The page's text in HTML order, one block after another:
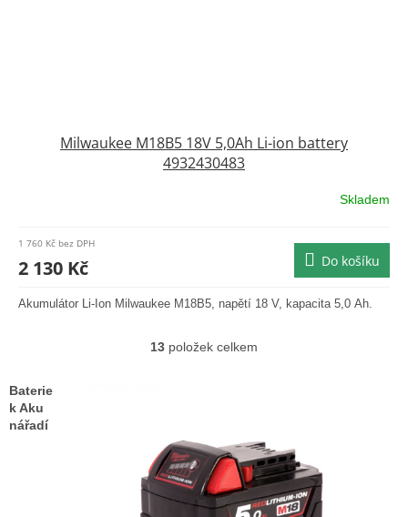
Milwaukee M18B5 18V 5,0Ah Li-ion battery
4932430483
produktu
5,0
5
Skladem
1 760 Kč bez DPH
2 130 Kč Do košíku
Akumulátor Li-Ion Milwaukee M18B5, napětí 18 V, kapacita 5,0 Ah.
O
a
c
í
p
r
13 položek celkem
Baterie
k Aku
nářadí